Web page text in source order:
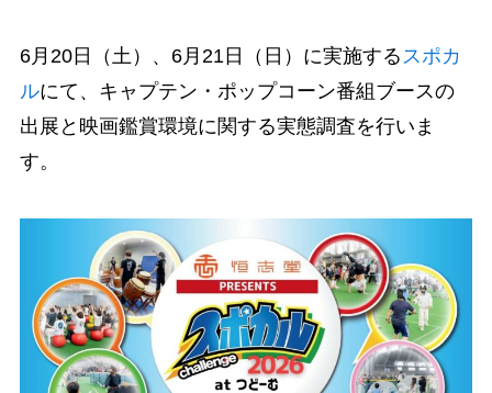
6月20日（土）、6月21日（日）に実施するスポカ
ルにて、キャプテン・ポップコーン番組ブースの
出展と映画鑑賞環境に関する実態調査を行いま
す。